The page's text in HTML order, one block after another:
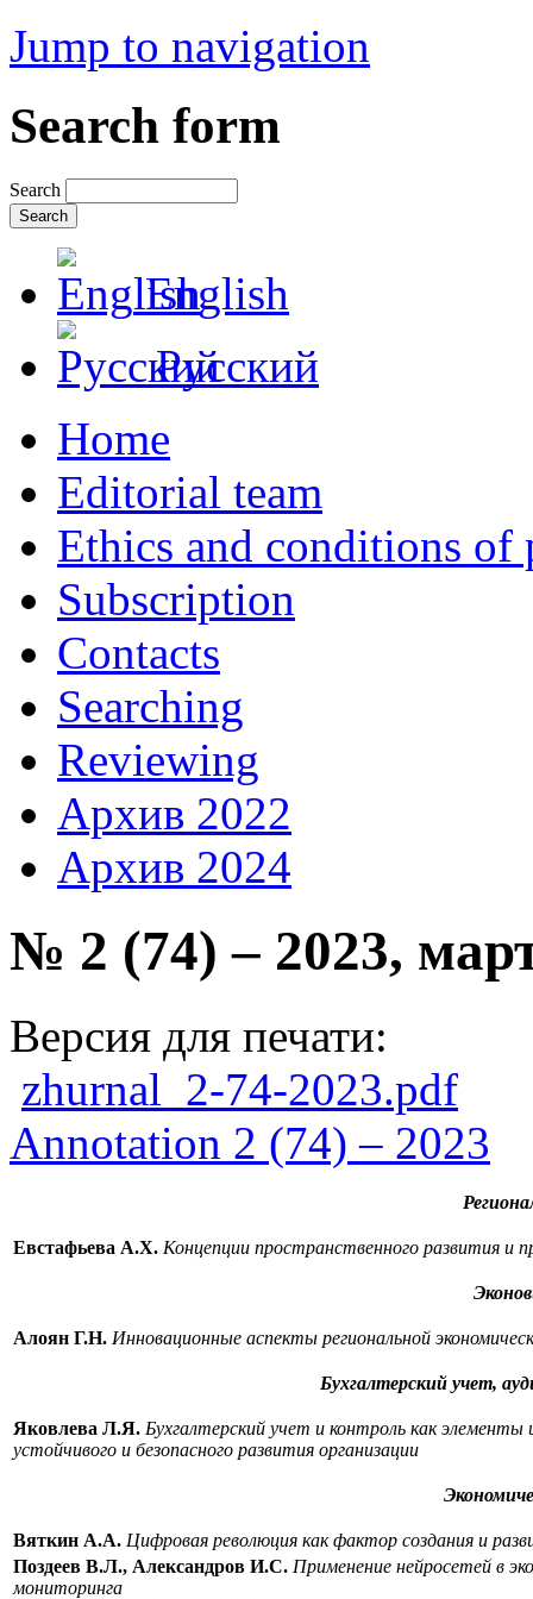
Jump to navigation
Search form
Search
English
Русский
Home
Editorial team
Ethics and conditions of
Subscription
Contacts
Searching
Reviewing
Архив 2022
Архив 2024
№ 2 (74) – 2023,
Версия для печати:
zhurnal_2-74-2023.pdf
Annotation 2 (74) – 2023
Евстафьева А.Х. Концепции пространственного развития и
Алоян Г.Н. Инновационные аспекты региональной
Бухгалтерский учет,
Яковлева Л.Я. Бухгалтерский учет и контроль как
устойчивого и безопасного развития организации
Вяткин А.А. Цифровая революция как фактор создания и
Поздеев В.Л., Александров И.С. Применение нейросетей в
мониторинга